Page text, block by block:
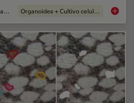
Whitepaper Organoides + Cultivo celular 3D